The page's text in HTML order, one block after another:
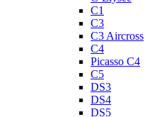
C1
C3
C3 Aircross
C4
Picasso C4
C5
DS3
DS4
DS5